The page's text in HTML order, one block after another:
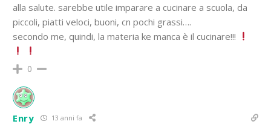
alla salute. sarebbe utile imparare a cucinare a scuola, da
piccoli, piatti veloci, buoni, cn pochi grassi….
secondo me, quindi, la materia ke manca è il cucinare!!!
0
Enry 13 anni fa